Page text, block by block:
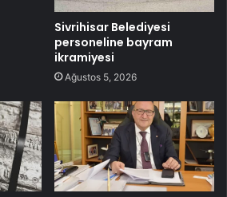
Sivrihisar Belediyesi
personeline bayram
ikramiyesi
Ağustos 5, 2026